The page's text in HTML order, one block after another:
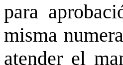
para
misma
atender el